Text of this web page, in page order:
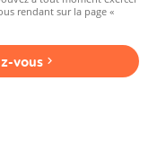
rendant sur la page «
vous